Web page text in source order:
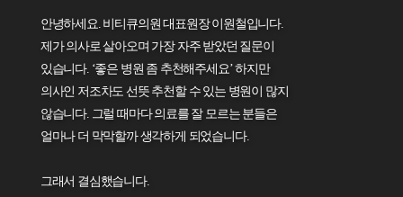
안녕하세요. 비티큐의원 대표원장 이원철입니다.
제가 의사로 살아오며 가장 자주 받았던 질문이
있습니다. ‘좋은 병원 좀 추천해주세요’ 하지만
의사인 저조차도 선뜻 추천할 수 있는 병원이 많지
않습니다. 그럴 때마다 의료를 잘 모르는 분들은
얼마나 더 막막할까 생각하게 되었습니다.
그래서 결심했습니다.